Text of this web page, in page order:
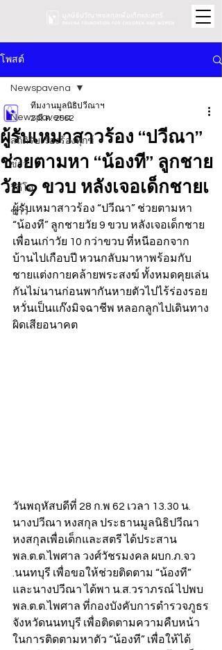
โพสต์
Newspavena
สถิติรับเรื่องร้องทุกข์
ข่าว
วิดีโอ
ข่าว
Newspavena
ผู้รับเหมาสาวร้อง “ปวีณา”
ช่วยตามหา “น้องที” ลูกชาย
วัย 9 ขวบ หลังเจอเด็กชายเ
ทีมงานมูลนิธิปวีณาฯ
2 มี.ค. 2562
ผู้รับเหมาสาวร้อง “ปวีณา” ช่วยตามหา
“น้องที” ลูกชายวัย 9 ขวบ หลังเจอเด็กชาย
เพื่อนเก่าวัย 10 กว่าขวบ ที่หนีออกจาก
บ้านไปเกือบปี หวนกลับมาหาพร้อมกับ
ชายแต่งกายคล้ายพระสงฆ์ ทั้งหมดคุยเล่น
กันไม่นานก่อนพากันหายตัวไปไร้ร่องรอย
หวั่นเป็นแก๊งมิจฉาชีพ หลอกลูกไปเดินทาง
ผิดเสียอนาคต
วันพฤหัสบดีที่ 28 ก.พ 62 เวลา 13.30 น.
นางปวีณา หงสกุล ประธานมูลนิธิปวีณา
หงสกุลเพื่อเด็กและสตรี ได้ประสาน
พล.ต.ต.ไพศาล วงศ์วัชรมงคล ผบก.ภ.จว
.นนทบุรี เพื่อขอให้ช่วยติดตาม “น้องที”
และนางปวีณา ได้พา น.ส.วราภรณ์ ไปพบ
พล.ต.ต.ไพศาล ที่กองบังคับการตำรวจภูธร
จังหวัดนนทบุรี เพื่อติดตามความคืบหน้า
ในการติดตามหาตัว “น้องที” เพื่อให้ได้